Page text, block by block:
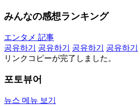
みんなの感想ランキング
エンタメ 記事
공유하기
공유하기 공유하기 공유하기
リンクコピーが完了しました。
포토뷰어
뉴스 메뉴 보기